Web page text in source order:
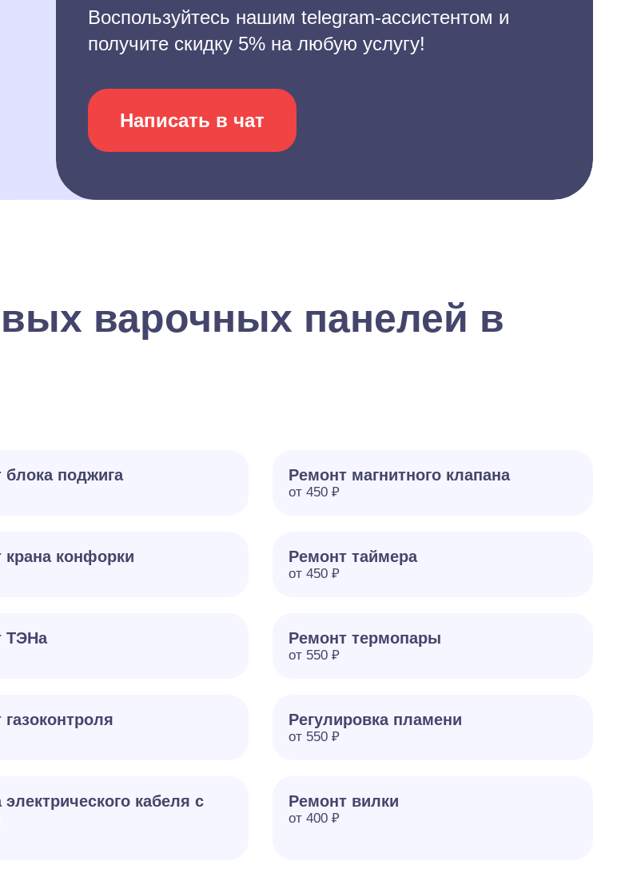
Воспользуйтесь нашим telegram-ассистентом и
получите скидку 5% на любую услугу!
Написать в чат
варочных панелей в
блока поджига Ремонт магнитного клапана
от 450 ₽
крана конфорки Ремонт таймера
от 450 ₽
ТЭНа Ремонт термопары
от 550 ₽
Регулировка пламени
от 550 ₽
кабеля с
Ремонт вилки
от 400 ₽